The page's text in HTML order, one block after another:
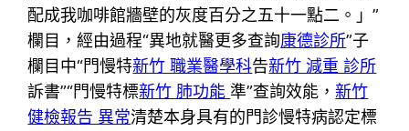
配成我咖啡館牆壁的灰度百分之五十一點二。」”
欄目，經由過程“異地就醫更多查詢康德診所”子
欄目中“門慢特新竹 職業醫學科告新竹 減重 診所
訴書”“門慢特標新竹 肺功能準”查詢效能，新竹
健檢報告 異常清楚本身具有的門診慢特病認定標